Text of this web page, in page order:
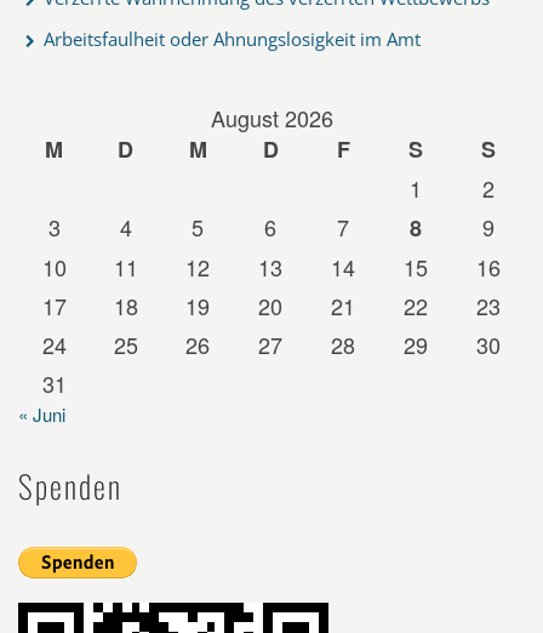
Arbeitsfaulheit oder Ahnungslosigkeit im Amt
August 2026
M
D M D F S
S
1
2
3
4 5 6 7 8
9
10
11 12 13 14 15
16
17
18 19 20 21 22
23
24
25 26 27 28 29
30
31
« Juni
Spenden